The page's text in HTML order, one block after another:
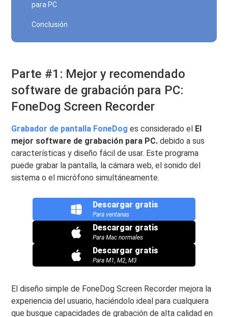
para PC
Conclusión
Parte #1: Mejor y recomendado
software de grabación para PC:
FoneDog Screen Recorder
Grabador de pantalla FoneDog es considerado el El
mejor software de grabación para PC. debido a sus
características y diseño fácil de usar. Este programa
puede grabar la pantalla, la cámara web, el sonido del
sistema o el micrófono simultáneamente.
Descargar gratis
Para ventanas
Descargar gratis
Para Mac normales
Descargar gratis
Para M1, M2, M3
El diseño simple de FoneDog Screen Recorder mejora la
experiencia del usuario, haciéndolo ideal para cualquiera
que busque capacidades de grabación de alta calidad en